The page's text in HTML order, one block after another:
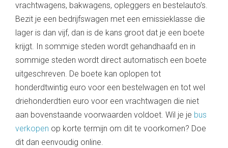
vrachtwagens, bakwagens, opleggers en bestelauto’s.
Bezit je een bedrijfswagen met een emissieklasse die
lager is dan vijf, dan is de kans groot dat je een boete
krijgt. In sommige steden wordt gehandhaafd en in
sommige steden wordt direct automatisch een boete
uitgeschreven. De boete kan oplopen tot
honderdtwintig euro voor een bestelwagen en tot wel
driehonderdtien euro voor een vrachtwagen die niet
aan bovenstaande voorwaarden voldoet. Wil je je bus
verkopen op korte termijn om dit te voorkomen? Doe
dit dan eenvoudig online.